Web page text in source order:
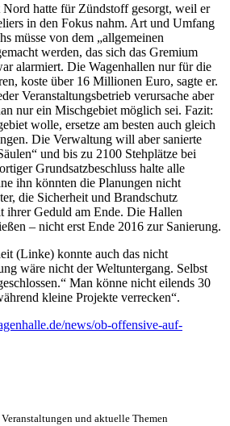
hatte für Zündstoff gesorgt, weil er
in den Fokus nahm. Art und Umfang
müsse von dem „allgemeinen
werden, das sich das Gremium
alarmiert. Die Wagenhallen nur für die
koste über 16 Millionen Euro, sagte er.
Veranstaltungsbetrieb verursache aber
nur ein Mischgebiet möglich sei. Fazit:
wolle, ersetze am besten auch gleich
Die Verwaltung will aber sanierte
und bis zu 2100 Stehplätze bei
Grundsatzbeschluss halte alle
ihn könnten die Planungen nicht
die Sicherheit und Brandschutz
ihrer Geduld am Ende. Die Hallen
– nicht erst Ende 2016 zur Sanierung.
(Linke) konnte auch das nicht
wäre nicht der Weltuntergang. Selbst
Man könne nicht eilends 30
kleine Projekte verrecken“.
news/ob-offensive-auf-
und aktuelle Themen